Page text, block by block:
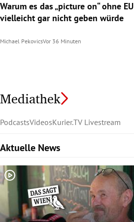
Warum es das „picture on“ ohne EU
vielleicht gar nicht geben würde
Michael PekovicsVor 36 Minuten
Mediathek
PodcastsVideosKurier.TV Livestream
Aktuelle News
Slide 1 von 6